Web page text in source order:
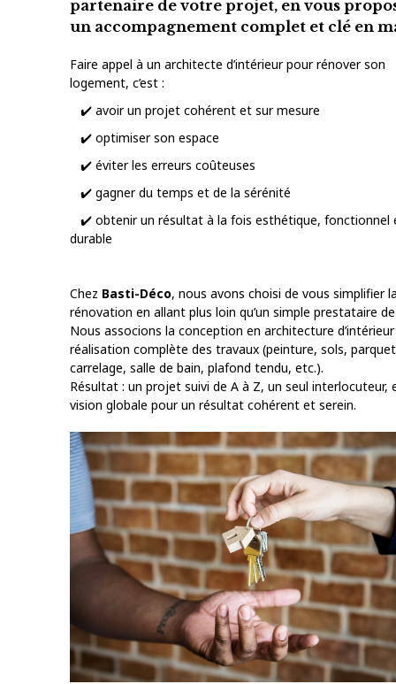
partenaire de votre projet, en vous
un accompagnement complet et clé en
Faire appel à un architecte d’intérieur pour rénover son
logement, c’est :
✔️ avoir un projet cohérent et sur mesure
✔️ optimiser son espace
✔️ éviter les erreurs coûteuses
✔️ gagner du temps et de la sérénité
✔️ obtenir un résultat à la fois esthétique, fonctionnel
durable
Chez Basti-Déco, nous avons choisi de vous simplifier
rénovation en allant plus loin qu’un simple prestataire
Nous associons la conception en architecture
réalisation complète des travaux (peinture, sols,
carrelage, salle de bain, plafond tendu, etc.).
Résultat : un projet suivi de A à Z, un seul interlocuteur,
vision globale pour un résultat cohérent et serein.